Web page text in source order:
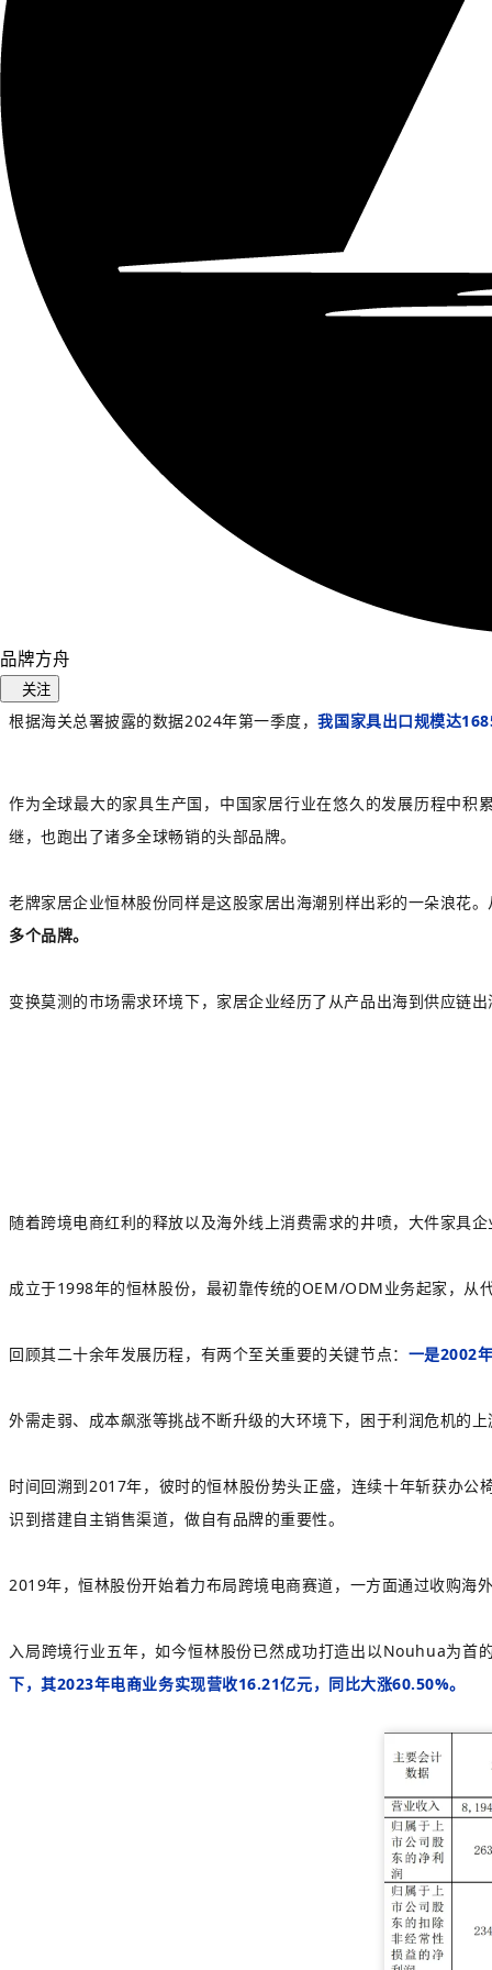
品牌方舟
关注
根据海关总署披露的数据2024年第一季度，我国家具出口规模达
作为全球最大的家具生产国，中国家居行业在悠久的发展历程中
继，也跑出了诸多全球畅销的头部品牌。
老牌家居企业恒林股份同样是这股家居出海潮别样出彩的一朵浪花
多个品牌。
变换莫测的市场需求环境下，家居企业经历了从产品出海到供应链
随着跨境电商红利的释放以及海外线上消费需求的井喷，大件家具
成立于1998年的恒林股份，最初靠传统的OEM/ODM业务起家，从
回顾其二十余年发展历程，有两个至关重要的关键节点： 一是2002
外需走弱、成本飙涨等挑战不断升级的大环境下，困于利润危机的
时间回溯到2017年，彼时的恒林股份势头正盛，连续十年斩获办
识到搭建自主销售渠道，做自有品牌的重要性。
2019年，恒林股份开始着力布局跨境电商赛道，一方面通过收购海
入局跨境行业五年，如今恒林股份已然成功打造出以Nouhua为
下，其2023年电商业务实现营收16.21亿元，同比大涨60.50%。